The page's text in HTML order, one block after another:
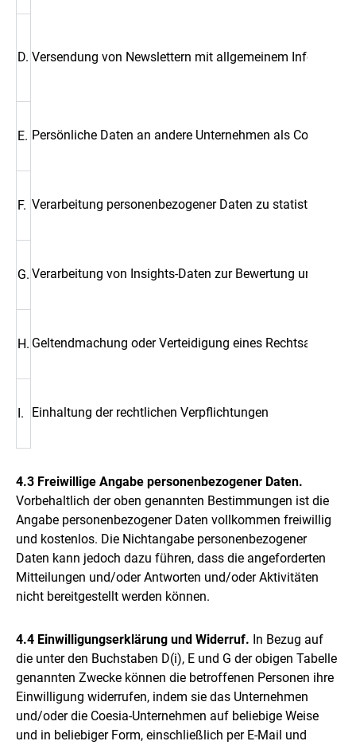
D. Versendung von Newslettern mit allgemeinem
E. Persönliche Daten an andere Unternehmen als Coesia
F. Verarbeitung personenbezogener Daten zu statistischen
G. Verarbeitung von Insights-Daten zur Bewertung und
H. Geltendmachung oder Verteidigung eines
I. Einhaltung der rechtlichen Verpflichtungen
4.3 Freiwillige Angabe personenbezogener Daten.
Vorbehaltlich der oben genannten Bestimmungen ist die
Angabe personenbezogener Daten vollkommen freiwillig
und kostenlos. Die Nichtangabe personenbezogener
Daten kann jedoch dazu führen, dass die angeforderten
Mitteilungen und/oder Antworten und/oder Aktivitäten
nicht bereitgestellt werden können.
4.4 Einwilligungserklärung und Widerruf. In Bezug auf
die unter den Buchstaben D(i), E und G der obigen Tabelle
genannten Zwecke können die betroffenen Personen ihre
Einwilligung widerrufen, indem sie das Unternehmen
und/oder die Coesia-Unternehmen auf beliebige Weise
und in beliebiger Form, einschließlich per E-Mail und